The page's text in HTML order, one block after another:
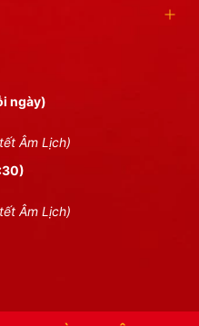
ngày)
Âm Lịch)
Âm Lịch)